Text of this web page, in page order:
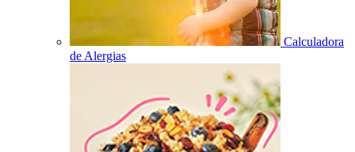
Calculadora
de Alergias